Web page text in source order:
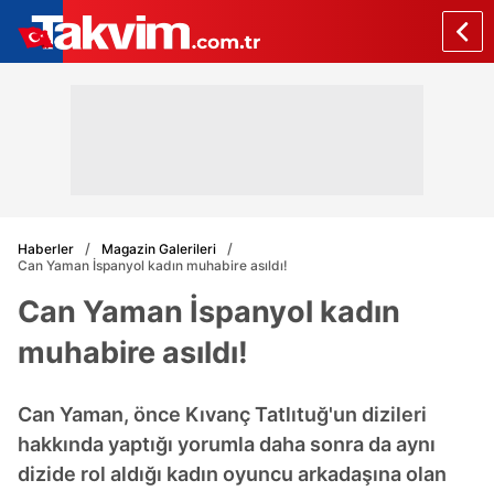
Haberler
Magazin Galerileri
Can Yaman İspanyol kadın muhabire asıldı!
Can Yaman İspanyol kadın
muhabire asıldı!
Can Yaman, önce Kıvanç Tatlıtuğ'un dizileri
hakkında yaptığı yorumla daha sonra da aynı
dizide rol aldığı kadın oyuncu arkadaşına olan